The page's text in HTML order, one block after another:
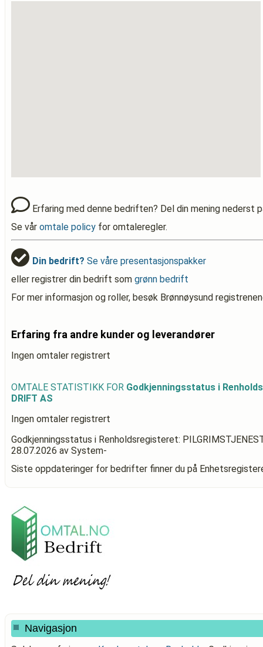
Erfaring med denne bedriften? Del din mening nederst
Se vår omtale policy for omtaleregler.
Din bedrift? Se våre presentasjonspakker
eller registrer din bedrift som grønn bedrift
For mer informasjon og roller, besøk Brønnøysund
Erfaring fra andre kunder og leverandører
Ingen omtaler registrert
OMTALE STATISTIKK FOR Godkjenningsstatus i
DRIFT AS
Ingen omtaler registrert
Godkjenningsstatus i Renholdsregisteret:
28.07.2026 av System-
Siste oppdateringer for bedrifter finner du på
Navigasjon